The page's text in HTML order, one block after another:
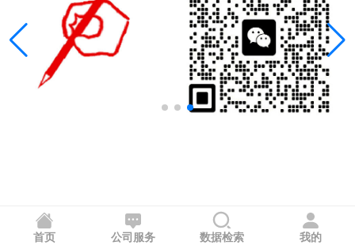
首页 公司服务 数据检索 我的